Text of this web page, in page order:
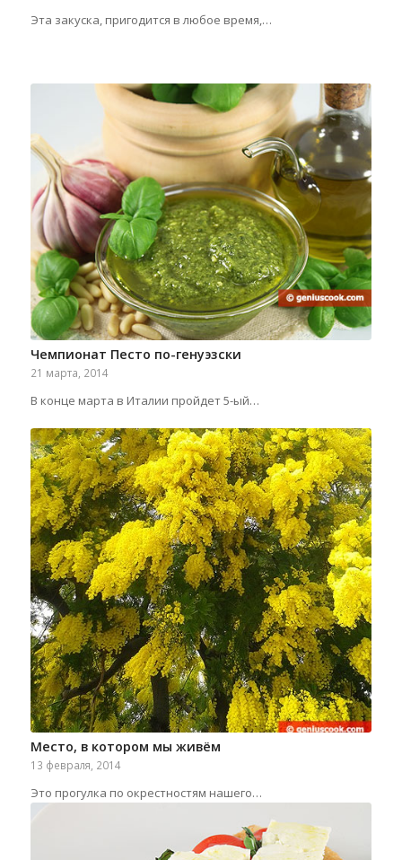
Эта закуска, пригодится в любое время,…
Чемпионат Песто по-генуэзски
21 марта, 2014
В конце марта в Италии пройдет 5-ый…
Место, в котором мы живём
13 февраля, 2014
Это прогулка по окрестностям нашего…